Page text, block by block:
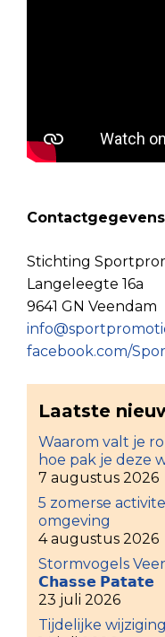
Contactgegevens
Stichting
Langeleegte 16a
9641 GN Veendam
facebook.com/
Laatste
Waarom valt je
hoe pak je deze
7 augustus 2026
5 zomerse
omgeving
4 augustus 2026
Stormvogels
𝗖𝗵𝗮𝘀𝘀𝗲 𝗣𝗮𝘁𝗮𝘁𝗲
23 juli 2026
Tijdelijke